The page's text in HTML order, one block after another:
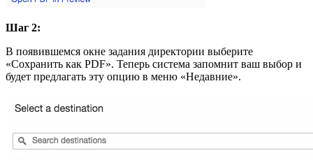
Шаг 2:
В появившемся окне задания директории выберите
«Сохранить как PDF». Теперь система запомнит ваш выбор и
будет предлагать эту опцию в меню «Недавние».